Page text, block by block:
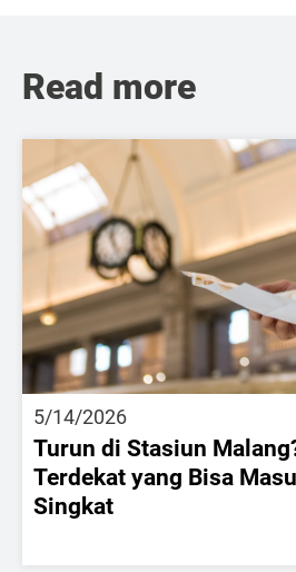
Read more
5/14/2026
Turun di Stasiun
Terdekat yang Bisa
Singkat